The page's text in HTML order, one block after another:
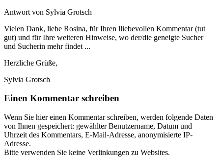
Antwort von Sylvia Grotsch
Vielen Dank, liebe Rosina, für Ihren lliebevollen Kommentar (tut
gut) und für Ihre weiteren Hinweise, wo der/die geneigte Sucher
und Sucherin mehr findet ...
Herzliche Grüße,
Sylvia Grotsch
Einen Kommentar schreiben
Wenn Sie hier einen Kommentar schreiben, werden folgende Daten
von Ihnen gespeichert: gewählter Benutzername, Datum und
Uhrzeit des Kommentars, E-Mail-Adresse, anonymisierte IP-
Adresse.
Bitte verwenden Sie keine Verlinkungen zu Websites.